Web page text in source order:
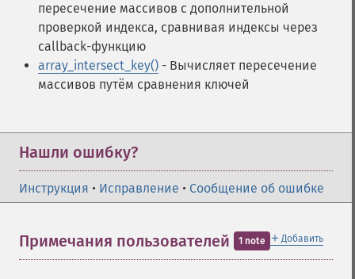
пересечение массивов с дополнительной
проверкой индекса, сравнивая индексы через
callback-функцию
array_intersect_key() - Вычисляет пересечение
массивов путём сравнения ключей
Нашли ошибку?
Инструкция • Исправление • Сообщение об ошибке
＋ Добавить
Примечания пользователей 1 note